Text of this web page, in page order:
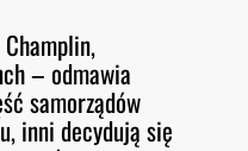
– odmawia
samorządów
inni decydują się